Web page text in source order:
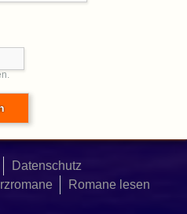
Datenschutz
Romane lesen